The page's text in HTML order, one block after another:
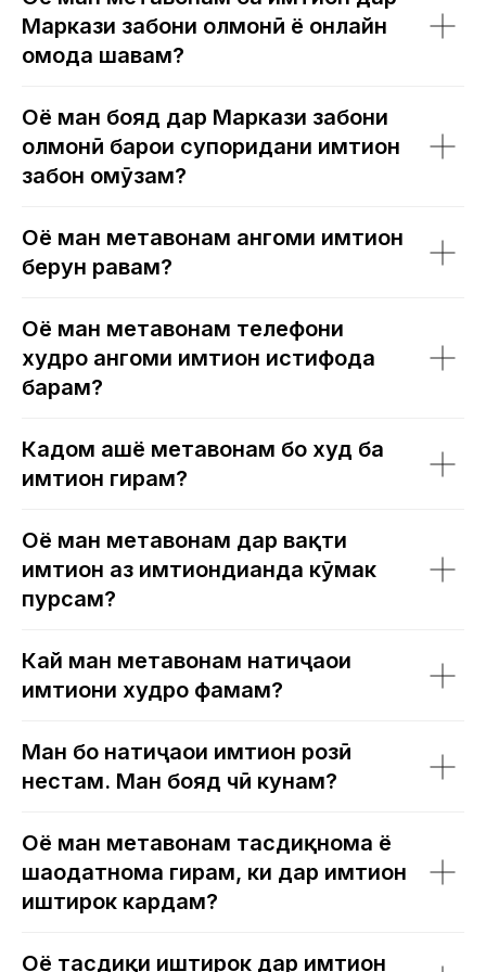
Маркази забони олмонӣ ё онлайн
омода шавам?
Оё ман бояд дар Маркази забони
олмонӣ барои супоридани имтиҳон
забон омӯзам?
Оё ман метавонам ҳангоми имтиҳон
берун равам?
Оё ман метавонам телефони
худро ҳангоми имтиҳон истифода
барам?
Кадом ашё метавонам бо худ ба
имтиҳон гирам?
Оё ман метавонам дар вақти
имтиҳон аз имтиҳондиҳанда кӯмак
пурсам?
Кай ман метавонам натиҷаҳои
имтиҳони худро фаҳмам?
Ман бо натиҷаҳои имтиҳон розӣ
нестам. Ман бояд чӣ кунам?
Оё ман метавонам тасдиқнома ё
шаҳодатнома гирам, ки дар имтиҳон
иштирок кардам?
Оё тасдиқи иштирок дар имтиҳон